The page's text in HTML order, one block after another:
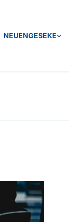
NEUENGESEKE